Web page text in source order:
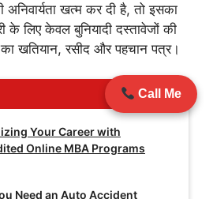
खत्म कर दी है, तो इसका
के लिए केवल बुनियादी दस्तावेजों की
खतियान, रसीद और पहचान पत्र।
Your Career with
Online MBA Programs
Need an Auto Accident
Call Me